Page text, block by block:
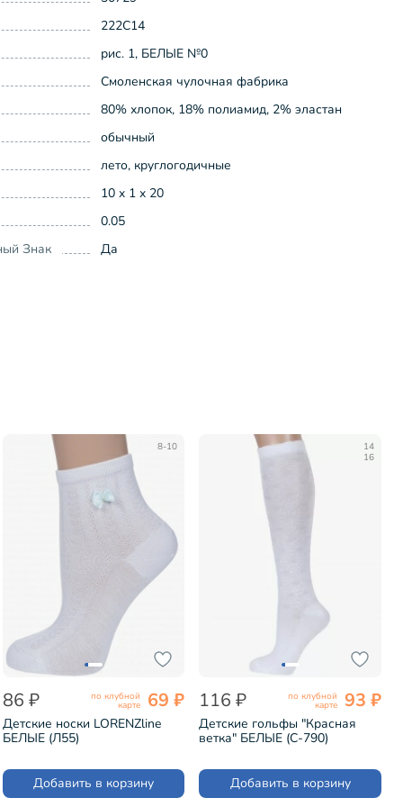
222С14
рис. 1, БЕЛЫЕ №0
Смоленская чулочная фабрика
80% хлопок, 18% полиамид, 2% эластан
обычный
лето, круглогодичные
10 x 1 x 20
0.05
Знак
Да
8-10
86 ₽ по клубной
карте 69 ₽
Детские носки LORENZline
БЕЛЫЕ (Л55)
Добавить в корзину
14
16
116 ₽ по клубной
карте 93 ₽
Детские гольфы "Красная
ветка" БЕЛЫЕ (С-790)
Добавить в корзину